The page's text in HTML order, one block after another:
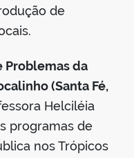
de
Problemas da
(Santa Fé,
Helciléia
programas de
nos Trópicos